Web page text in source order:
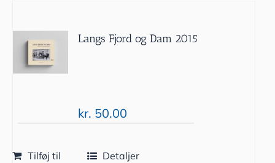
Langs Fjord og Dam 2015
kr. 50.00
Tilføj til
Detaljer